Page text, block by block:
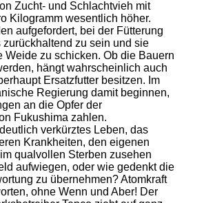
Zucht- und Schlachtvieh mit
Kilogramm wesentlich höher.
aufgefordert, bei der Fütterung
zurückhaltend zu sein und sie
Weide zu schicken. Ob die Bauern
hängt wahrscheinlich auch
Ersatzfutter besitzen. Im
Regierung damit beginnen,
an die Opfer der
Fukushima zahlen.
verkürztes Leben, das
Krankheiten, den eigenen
qualvollen Sterben zusehen
aufwiegen, oder wie gedenkt die
zu übernehmen? Atomkraft
ohne Wenn und Aber! Der